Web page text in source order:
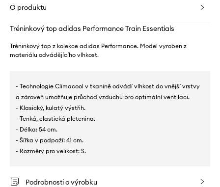
O produktu
Tréninkový top adidas Performance Train Essentials
Tréninkový top z kolekce adidas Performance. Model vyroben z
materiálu odvádějícího vlhkost.
- Technologie Climacool v tkanině odvádí vlhkost do vnější vrstvy
a zároveň umožňuje průchod vzduchu pro optimální ventilaci.
- Klasický, kulatý výstřih.
- Tenká, elastická pletenina.
- Délka: 54 cm.
- Šířka v podpaží: 41 cm.
- Rozměry pro velikost: S.
Podrobnosti o výrobku